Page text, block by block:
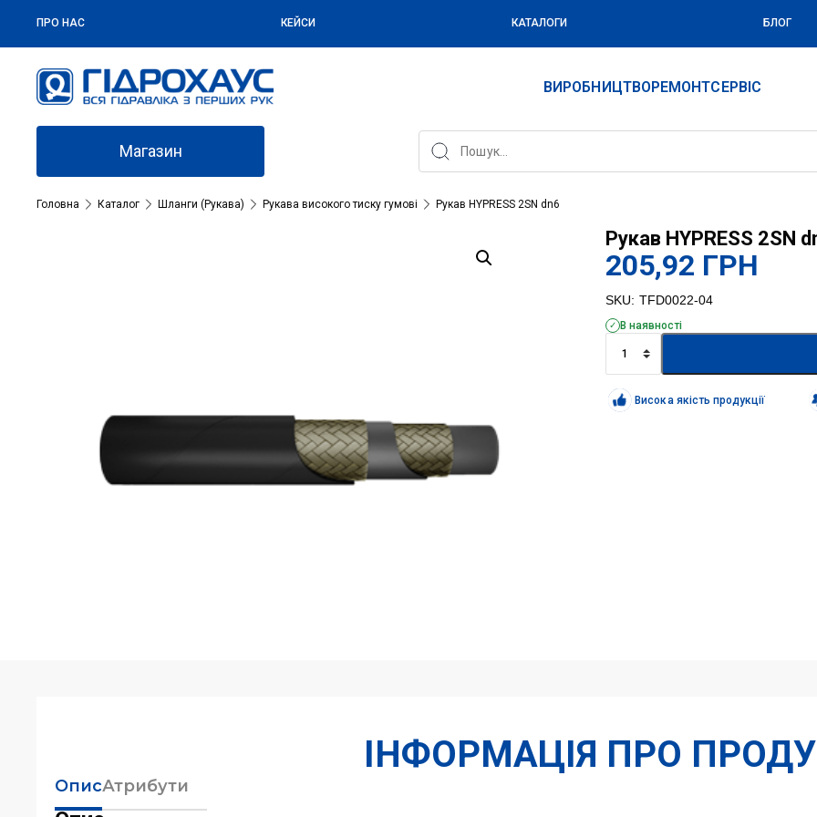
ПРО НАС КЕЙСИ КАТАЛОГИ БЛОГ
ВИРОБНИЦТВОРЕМОНТСЕРВІС
Магазин
Головна Каталог Шланги (Рукава) Рукава високого тиску гумові Рукав HYPRESS 2SN dn6
Рукав HYPRESS 2SN
205,92 ГРН
SKU: TFD0022-04
В наявності
HYPRESS
2SN
dn6
кількість
Висока якість продукції
ІНФОРМАЦІЯ ПРО
ОписАтрибути